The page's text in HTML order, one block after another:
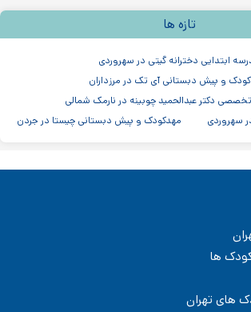
تازه ها
ابتدایی دخترانه گیتی در سهروردی
و پیش دبستانی آی تک در مرزداران
دکتر عبدالحمید چوبینه در نارمک شمالی
سهروردی
مهدکودک و پیش دبستانی چیستا در جردن
ها
های تهران